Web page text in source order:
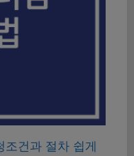
건과 절차 쉽게